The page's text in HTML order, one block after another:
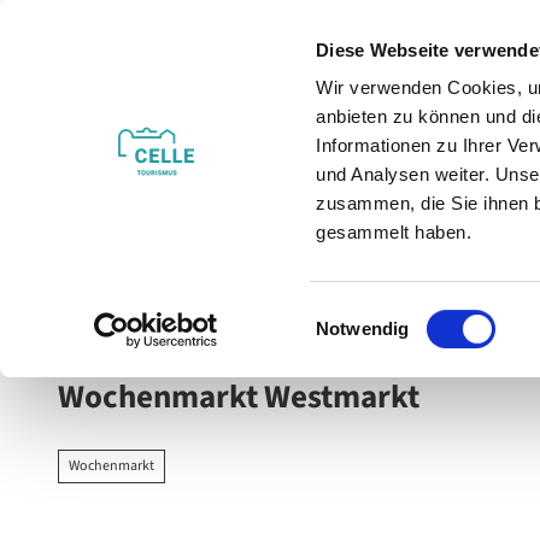
Diese Webseite
Wir verwenden Cookies,
anbieten zu können und
Informationen zu Ihrer
und Analysen weiter.
zusammen, die Sie ihnen
gesammelt haben.
i
w
Notwendig
Erleben & Entdecken
Wochenmarkt Westmarkt
Wochenmarkt